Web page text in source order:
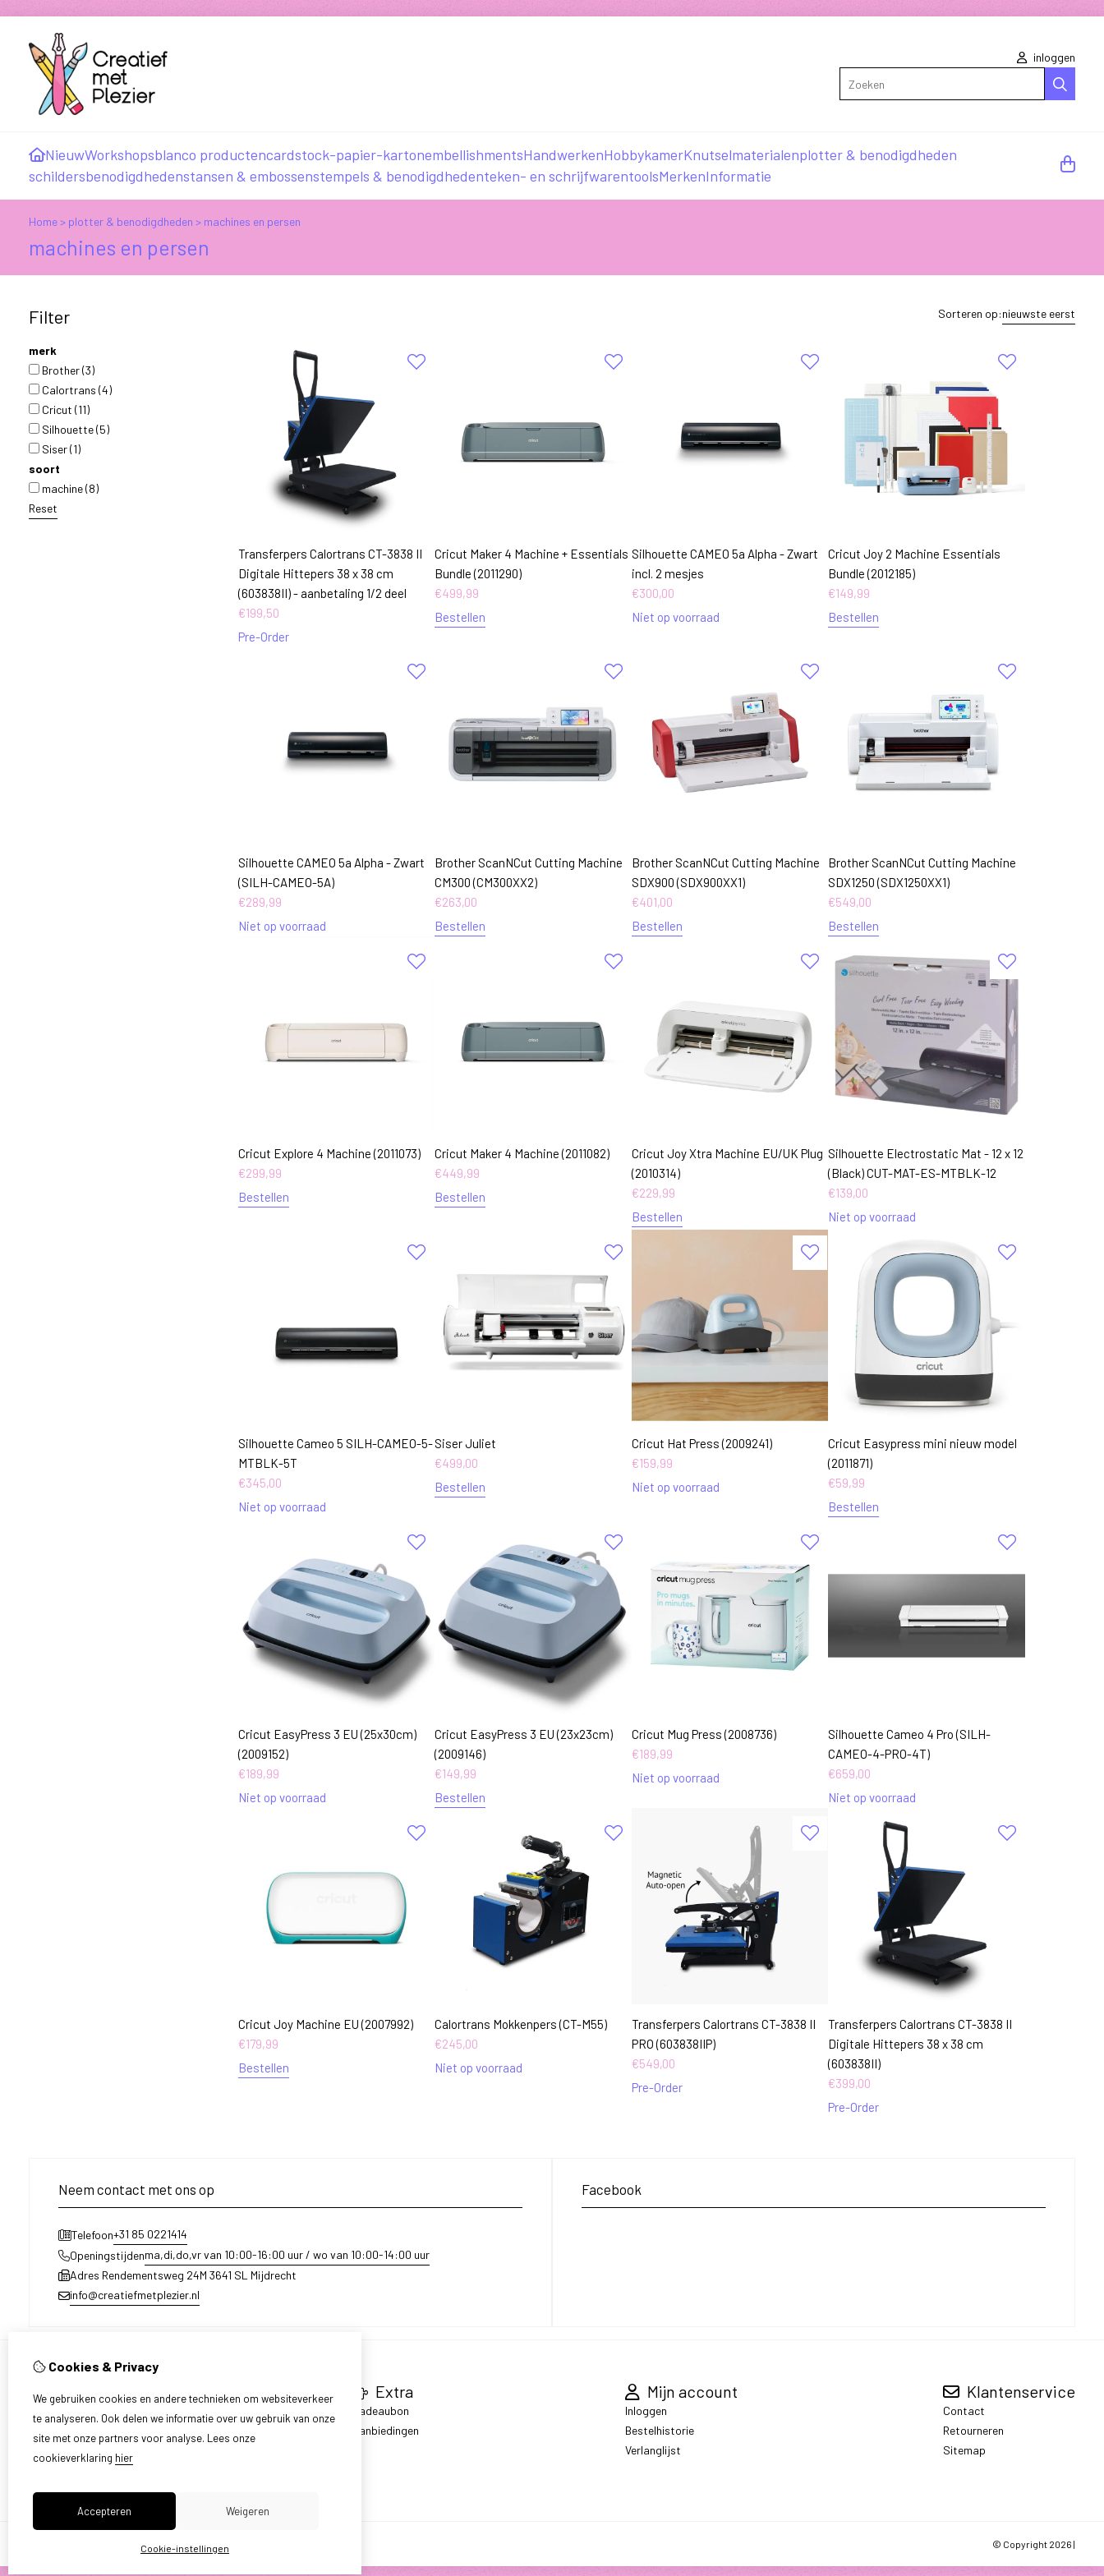
inloggen
NieuwWorkshopsblanco productencardstock-papier-kartonembellishmentsHandwerkenHobbykamerKnutselmaterialenplotter & benodigdheden
schildersbenodigdhedenstansen & embossenstempels & benodigdhedenteken- en schrijfwarentoolsMerkenInformatie
Home> plotter & benodigdheden > machines en persen
machines en persen
Filter
merk
Brother(3)
Calortrans (4)
Cricut (11)
Silhouette(5)
Siser(1)
soort
machine(8)
Reset
Sorteren op:nieuwste eerst
Transferpers Calortrans CT-3838 II
Digitale Hittepers 38 x 38 cm
(603838II) - aanbetaling 1/2 deel
€199,50
Pre-Order
Cricut Maker 4 Machine + Essentials
Bundle (2011290)
€499,99
Bestellen
Silhouette CAMEO 5a Alpha - Zwart
incl. 2 mesjes
€300,00
Niet op voorraad
Cricut Joy 2 Machine Essentials
Bundle (2012185)
€149,99
Bestellen
Silhouette CAMEO 5a Alpha - Zwart
(SILH-CAMEO-5A)
€289,99
Niet op voorraad
Brother ScanNCut Cutting Machine
CM300 (CM300XX2)
€263,00
Bestellen
Brother ScanNCut Cutting Machine
SDX900 (SDX900XX1)
€401,00
Bestellen
Brother ScanNCut Cutting Machine
SDX1250 (SDX1250XX1)
€549,00
Bestellen
Cricut Explore 4 Machine (2011073)
€299,99
Bestellen
Cricut Maker 4 Machine (2011082)
€449,99
Bestellen
Cricut Joy Xtra Machine EU/UK Plug
(2010314)
€229,99
Bestellen
Silhouette Electrostatic Mat - 12 x 12
(Black) CUT-MAT-ES-MTBLK-12
€139,00
Niet op voorraad
Silhouette Cameo 5 SILH-CAMEO-5-
MTBLK-5T
€345,00
Niet op voorraad
Siser Juliet
€499,00
Bestellen
Cricut Hat Press (2009241)
€159,99
Niet op voorraad
Cricut Easypress mini nieuw model
(2011871)
€59,99
Bestellen
Cricut EasyPress 3 EU (25x30cm)
(2009152)
€189,99
Niet op voorraad
Cricut EasyPress 3 EU (23x23cm)
(2009146)
€149,99
Bestellen
Cricut Mug Press (2008736)
€189,99
Niet op voorraad
Silhouette Cameo 4 Pro (SILH-
CAMEO-4-PRO-4T)
€659,00
Niet op voorraad
Cricut Joy Machine EU (2007992)
€179,99
Bestellen
Calortrans Mokkenpers (CT-M55)
€245,00
Niet op voorraad
Transferpers Calortrans CT-3838 II
PRO (603838IIP)
€549,00
Pre-Order
Transferpers Calortrans CT-3838 II
Digitale Hittepers 38 x 38 cm
(603838II)
€399,00
Pre-Order
Neem contact met ons op
Telefoon+31 85 0221414
Openingstijdenma,di,do,vr van 10:00-16:00 uur / wo van 10:00-14:00 uur
Adres Rendementsweg 24M 3641 SL Mijdrecht
info@creatiefmetplezier.nl
Facebook
Informatie
Algemene voorwaarden
Extra
Cadeaubon
Aanbiedingen
Mijn account
Inloggen
Bestelhistorie
Verlanglijst
Klantenservice
Contact
Retourneren
Sitemap
© Copyright 2026 |
Cookies & Privacy
We gebruiken cookies en andere technieken om websiteverkeer
te analyseren. Ook delen we informatie over uw gebruik van onze
site met onze partners voor analyse. Lees onze
cookieverklaring hier
Accepteren Weigeren
Cookie-instellingen